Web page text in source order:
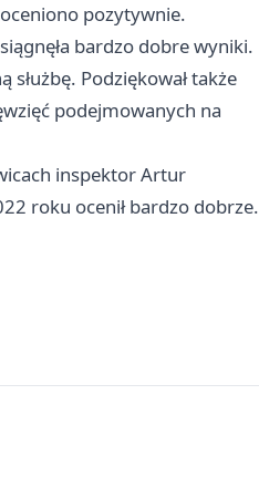
pozytywnie.
bardzo dobre wyniki.
Podziękował także
podejmowanych na
inspektor Artur
roku ocenił bardzo dobrze.